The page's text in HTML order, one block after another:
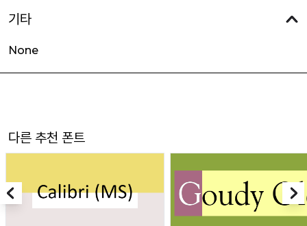
기타
None
다른 추천 폰트